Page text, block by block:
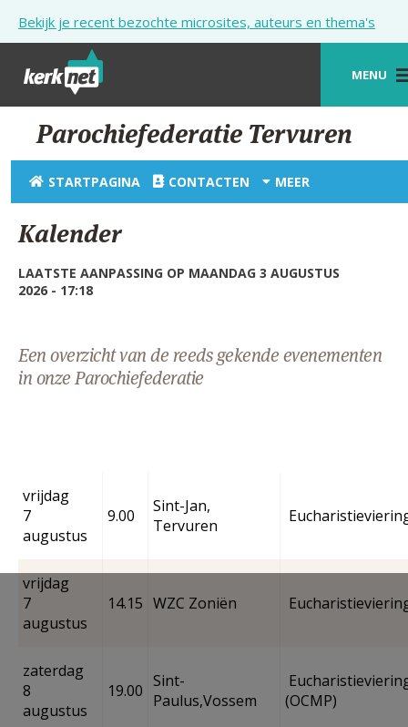
Bekijk je recent bezochte microsites, auteurs en thema's
MENU
STARTPAGINA
KERK
VIERINGEN
SHOP
ZOEKEN
STARTPAGINA PORTAAL
MIJN PAROCHIE
Parochiefederatie Tervuren
STARTPAGINA CONTACTEN MEER
Kalender
LAATSTE AANPASSING OP MAANDAG 3 AUGUSTUS
2026 - 17:18
Een overzicht van de reeds gekende evenementen
in onze Parochiefederatie
vrijdag
7
augustus
9.00
Sint-Jan,
Tervuren
vrijdag
7
augustus
14.15 WZC Zoniën
zaterdag
8
augustus
19.00 Sint-
Paulus,Vossem
(OCMP)